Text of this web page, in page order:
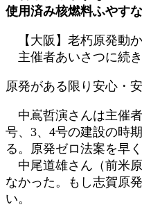
日
:
使用済み核燃料ふやすな
【大阪】老朽原発動か
主催者あいさつに続き
原発がある限り安心・
中嶌哲演さんは主催者
号、3、4号の建設の時
る。原発ゼロ法案を早
中尾道雄さん（前米
なかった。もし志賀原
い。